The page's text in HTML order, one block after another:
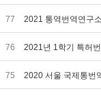
77 2021 통역번역연구
76 2021년 1학기 특허
75 2020 서울 국제통번